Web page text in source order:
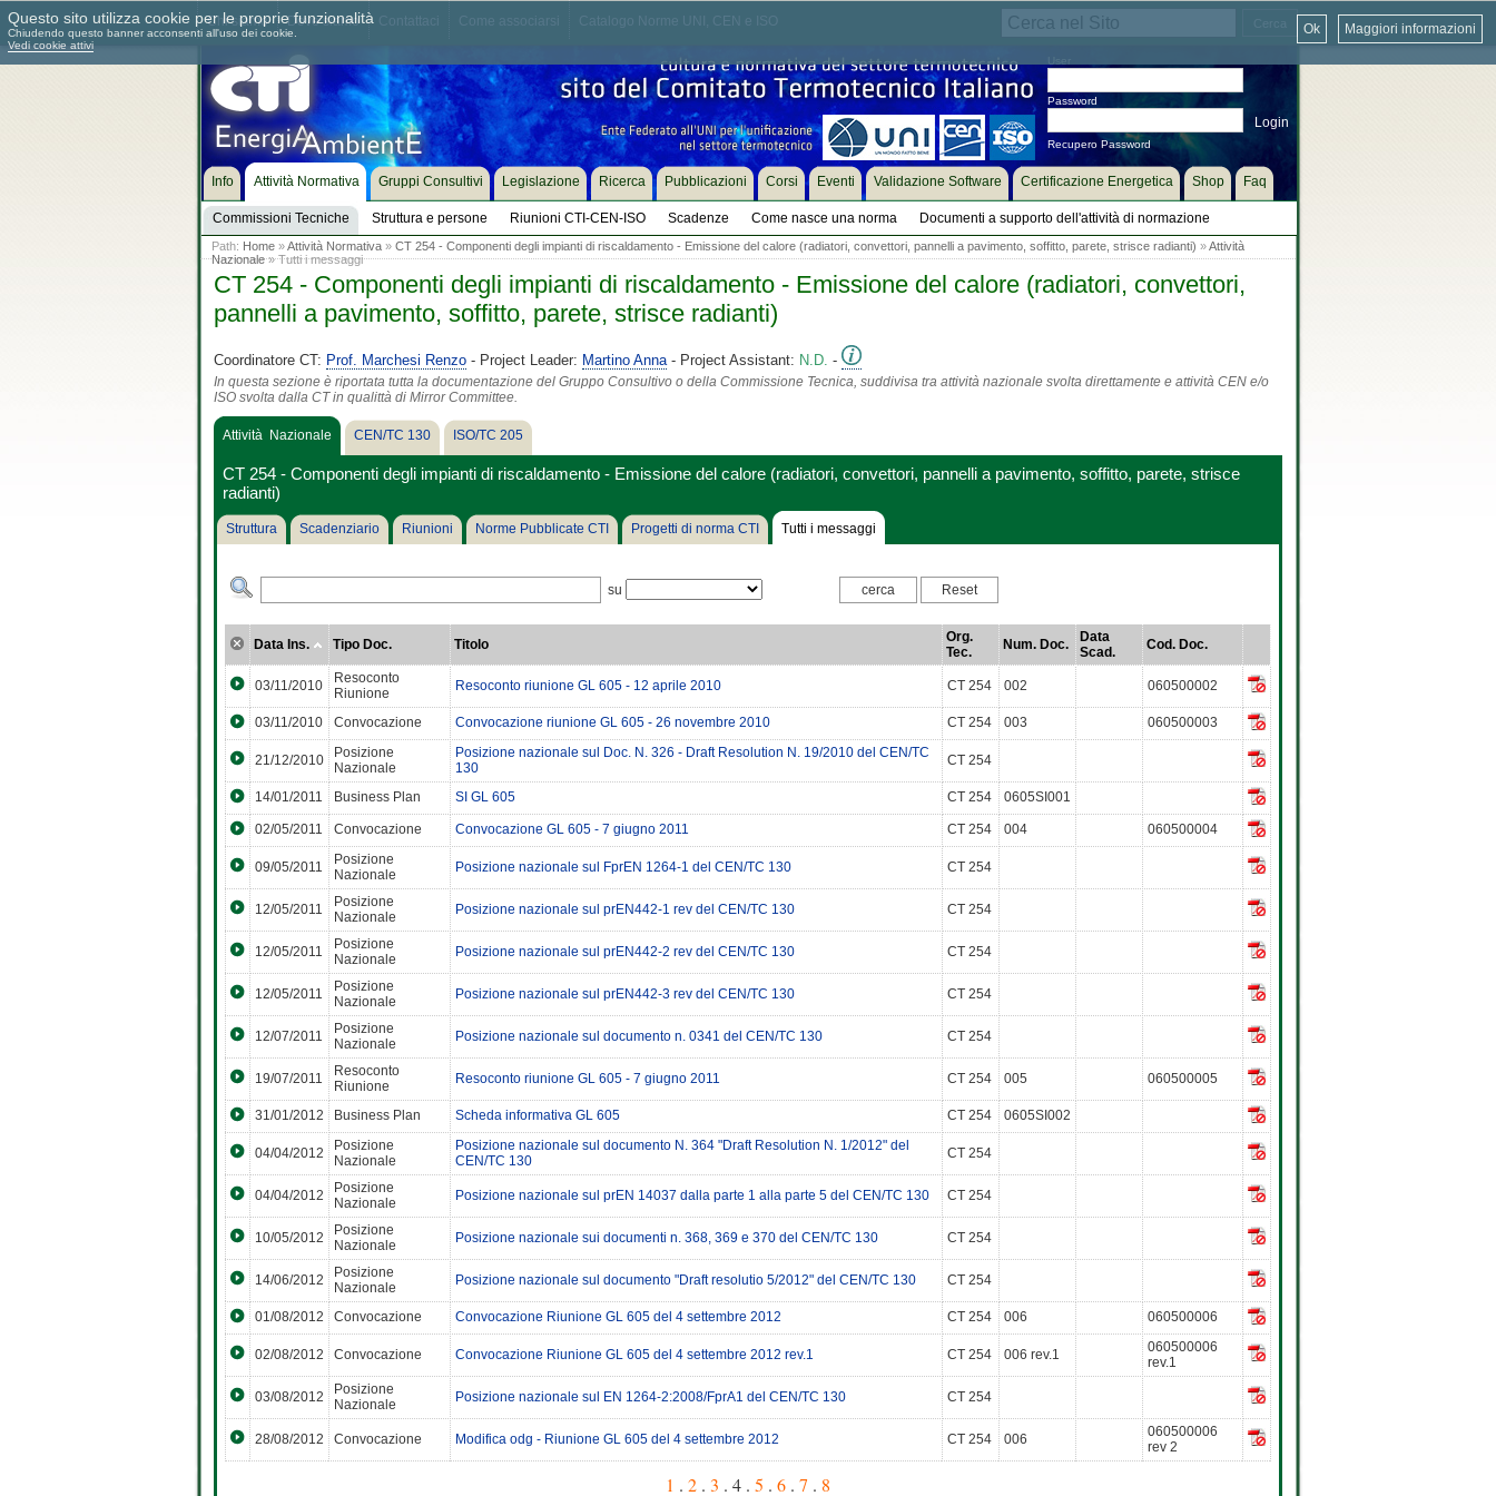
Chi siamo Dove siamo
Password
Recupero Password
Info Attività Normativa
Commissioni Tecniche Struttura e persone Riunioni CTI-CEN-ISO Scadenze Come nasce una norma Documenti a supporto dell'attività di normazione
Gruppi Consultivi Legislazione Ricerca Pubblicazioni Corsi Eventi Validazione Software Certificazione Energetica Shop Faq
Path: Home»Attività Normativa» CT 254 - Componenti degli impianti di riscaldamento - Emissione del calore (radiatori, convettori, pannelli a pavimento, soffitto, parete, strisce radianti) »Attività
Nazionale» Tutti i messaggi
CT 254 - Componenti degli impianti di riscaldamento - Emissione del calore (radiatori, convettori,
pannelli a pavimento, soffitto, parete, strisce radianti)
Coordinatore CT: Prof. Marchesi Renzo- Project Leader: Martino Anna- Project Assistant: N.D. -
In questa sezione è riportata tutta la documentazione del Gruppo Consultivo o della Commissione Tecnica, suddivisa tra attività nazionale svolta direttamente e attività CEN e/o
ISO svolta dalla CT in qualittà di Mirror Committee.
Attività Nazionale CEN/TC 130 ISO/TC 205
CT 254 - Componenti degli impianti di riscaldamento - Emissione del calore (radiatori, convettori, pannelli a pavimento, soffitto, parete, strisce
radianti)
Struttura Scadenziario Riunioni Norme Pubblicate CTI Progetti di norma CTI Tutti i messaggi
su
Data Ins. Tipo Doc. Titolo
Org.
Tec.
Num. Doc.
Data
Scad.
Cod. Doc.
03/11/2010
Resoconto
Riunione
Resoconto riunione GL 605 - 12 aprile 2010 CT 254 002 060500002
03/11/2010 Convocazione Convocazione riunione GL 605 - 26 novembre 2010 CT 254 003 060500003
21/12/2010
Posizione
Nazionale
Posizione nazionale sul Doc. N. 326 - Draft Resolution N. 19/2010 del CEN/TC
130
CT 254
14/01/2011 Business Plan SI GL 605 CT 254 0605SI001
02/05/2011 Convocazione Convocazione GL 605 - 7 giugno 2011 CT 254 004 060500004
09/05/2011
Posizione
Nazionale
Posizione nazionale sul FprEN 1264-1 del CEN/TC 130 CT 254
12/05/2011
Posizione
Nazionale
Posizione nazionale sul prEN442-1 rev del CEN/TC 130 CT 254
12/05/2011
Posizione
Nazionale
Posizione nazionale sul prEN442-2 rev del CEN/TC 130 CT 254
12/05/2011
Posizione
Nazionale
Posizione nazionale sul prEN442-3 rev del CEN/TC 130 CT 254
12/07/2011
Posizione
Nazionale
Posizione nazionale sul documento n. 0341 del CEN/TC 130 CT 254
19/07/2011
Resoconto
Riunione
Resoconto riunione GL 605 - 7 giugno 2011 CT 254 005 060500005
31/01/2012 Business Plan Scheda informativa GL 605 CT 254 0605SI002
04/04/2012
Posizione
Nazionale
Posizione nazionale sul documento N. 364 "Draft Resolution N. 1/2012" del
CEN/TC 130
CT 254
04/04/2012
Posizione
Nazionale
Posizione nazionale sul prEN 14037 dalla parte 1 alla parte 5 del CEN/TC 130 CT 254
10/05/2012
Posizione
Nazionale
Posizione nazionale sui documenti n. 368, 369 e 370 del CEN/TC 130 CT 254
14/06/2012
Posizione
Nazionale
Posizione nazionale sul documento "Draft resolutio 5/2012" del CEN/TC 130 CT 254
01/08/2012 Convocazione Convocazione Riunione GL 605 del 4 settembre 2012 CT 254 006 060500006
02/08/2012 Convocazione Convocazione Riunione GL 605 del 4 settembre 2012 rev.1 CT 254 006 rev.1
060500006
rev.1
03/08/2012
Posizione
Nazionale
Posizione nazionale sul EN 1264-2:2008/FprA1 del CEN/TC 130 CT 254
28/08/2012 Convocazione Modifica odg - Riunione GL 605 del 4 settembre 2012 CT 254 006
060500006
rev 2
1 . 2. 3 . 4 . 5 . 6. 7 . 8
Questo sito utilizza cookie per le proprie funzionalità
Chiudendo questo banner acconsenti all'uso dei cookie.
Vedi cookie attivi
Maggiori informazioni
Ok